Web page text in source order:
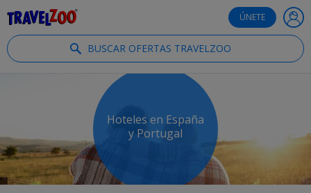
ÚNETE
BUSCAR OFERTAS TRAVELZOO
Hoteles en España
y Portugal